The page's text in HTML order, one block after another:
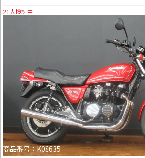
21 人検討中
商品番号：K08635